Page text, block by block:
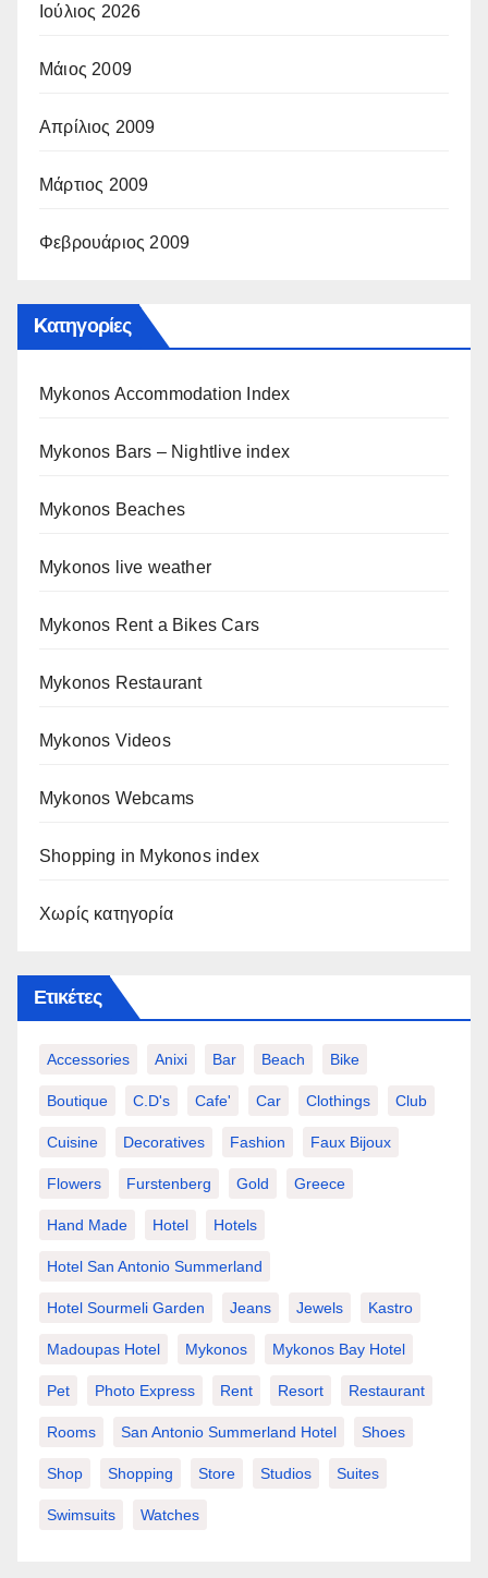
Ιούλιος 2026
Μάιος 2009
Απρίλιος 2009
Μάρτιος 2009
Φεβρουάριος 2009
Kατηγορίες
Mykonos Accommodation Index
Mykonos Bars – Nightlive index
Mykonos Beaches
Mykonos live weather
Mykonos Rent a Bikes Cars
Mykonos Restaurant
Mykonos Videos
Mykonos Webcams
Shopping in Mykonos index
Χωρίς κατηγορία
Ετικέτες
Accessories Anixi Bar Beach Bike
Boutique C.d's Cafe' Car Clothings Club
Cuisine Decoratives Fashion Faux Bijoux
Flowers Furstenberg Gold Greece
Hand Made Hotel Hotels
Hotel San Antonio Summerland
Hotel Sourmeli Garden Jeans Jewels Kastro
Madoupas Hotel Mykonos Mykonos Bay Hotel
Pet Photo Express Rent Resort Restaurant
Rooms San Antonio Summerland Hotel Shoes
Shop Shopping Store Studios Suites
Swimsuits Watches